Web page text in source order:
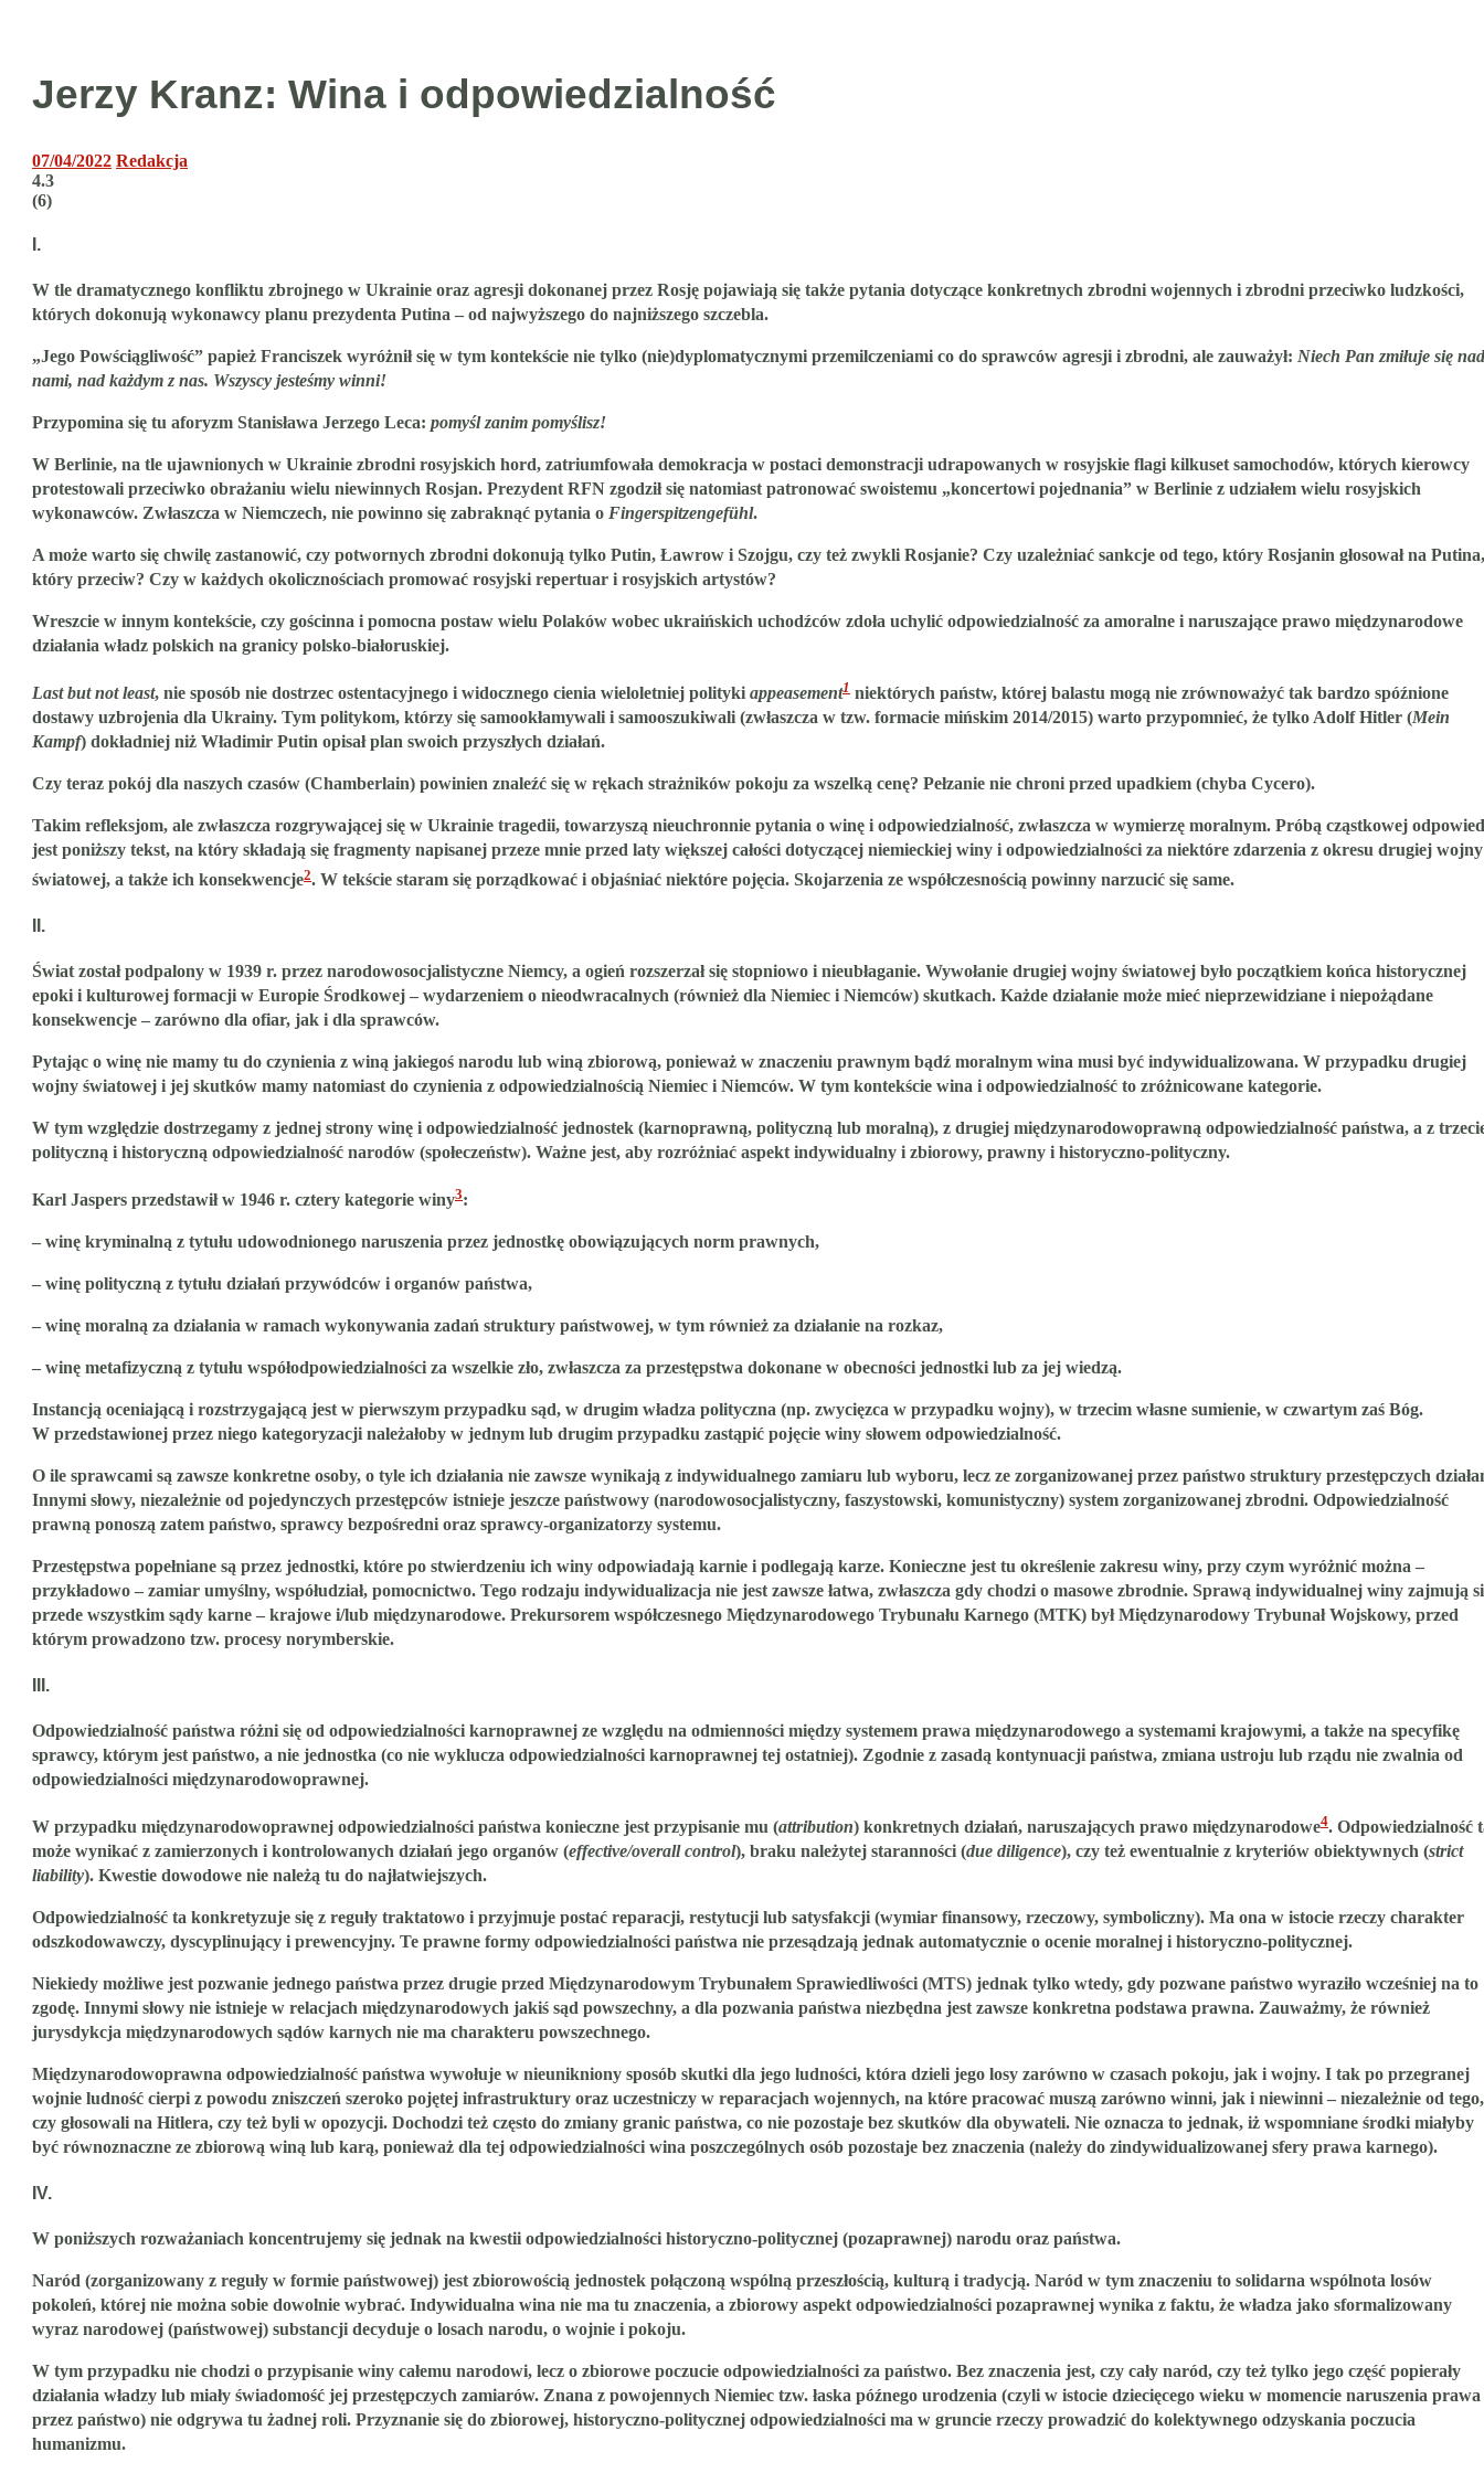
Jerzy Kranz: Wina i odpowiedzialność
07/04/2022 Redakcja
4.3
(6)
I.
W tle dramatycznego konfliktu zbrojnego w Ukrainie oraz agresji dokonanej przez Rosję pojawiają się także pytania dotyczące konkretnych zbrodni wojennych i zbrodni przeciwko ludzkości,
których dokonują wykonawcy planu prezydenta Putina – od najwyższego do najniższego szczebla.
„Jego Powściągliwość” papież Franciszek wyróżnił się w tym kontekście nie tylko (nie)dyplomatycznymi przemilczeniami co do sprawców agresji i zbrodni, ale zauważył: Niech Pan zmiłuje się nad
nami, nad każdym z nas. Wszyscy jesteśmy winni!
Przypomina się tu aforyzm Stanisława Jerzego Leca: pomyśl zanim pomyślisz!
W Berlinie, na tle ujawnionych w Ukrainie zbrodni rosyjskich hord, zatriumfowała demokracja w postaci demonstracji udrapowanych w rosyjskie flagi kilkuset samochodów, których kierowcy
protestowali przeciwko obrażaniu wielu niewinnych Rosjan. Prezydent RFN zgodził się natomiast patronować swoistemu „koncertowi pojednania” w Berlinie z udziałem wielu rosyjskich
wykonawców. Zwłaszcza w Niemczech, nie powinno się zabraknąć pytania o Fingerspitzengefühl.
A może warto się chwilę zastanowić, czy potwornych zbrodni dokonują tylko Putin, Ławrow i Szojgu, czy też zwykli Rosjanie? Czy uzależniać sankcje od tego, który Rosjanin głosował na
który przeciw? Czy w każdych okolicznościach promować rosyjski repertuar i rosyjskich artystów?
Wreszcie w innym kontekście, czy gościnna i pomocna postaw wielu Polaków wobec ukraińskich uchodźców zdoła uchylić odpowiedzialność za amoralne i naruszające prawo międzynarodowe
działania władz polskich na granicy polsko-białoruskiej.
Last but not least, nie sposób nie dostrzec ostentacyjnego i widocznego cienia wieloletniej polityki appeasement1 niektórych państw, której balastu mogą nie zrównoważyć tak bardzo spóźnione
dostawy uzbrojenia dla Ukrainy. Tym politykom, którzy się samookłamywali i samooszukiwali (zwłaszcza w tzw. formacie mińskim 2014/2015) warto przypomnieć, że tylko Adolf Hitler (Mein
Kampf) dokładniej niż Władimir Putin opisał plan swoich przyszłych działań.
Czy teraz pokój dla naszych czasów (Chamberlain) powinien znaleźć się w rękach strażników pokoju za wszelką cenę? Pełzanie nie chroni przed upadkiem (chyba Cycero).
Takim refleksjom, ale zwłaszcza rozgrywającej się w Ukrainie tragedii, towarzyszą nieuchronnie pytania o winę i odpowiedzialność, zwłaszcza w wymierzę moralnym. Próbą cząstkowej
jest poniższy tekst, na który składają się fragmenty napisanej przeze mnie przed laty większej całości dotyczącej niemieckiej winy i odpowiedzialności za niektóre zdarzenia z okresu drugiej wojny
światowej, a także ich konsekwencje2. W tekście staram się porządkować i objaśniać niektóre pojęcia. Skojarzenia ze współczesnością powinny narzucić się same.
II.
Świat został podpalony w 1939 r. przez narodowosocjalistyczne Niemcy, a ogień rozszerzał się stopniowo i nieubłaganie. Wywołanie drugiej wojny światowej było początkiem końca historycznej
epoki i kulturowej formacji w Europie Środkowej – wydarzeniem o nieodwracalnych (również dla Niemiec i Niemców) skutkach. Każde działanie może mieć nieprzewidziane i niepożądane
konsekwencje – zarówno dla ofiar, jak i dla sprawców.
Pytając o winę nie mamy tu do czynienia z winą jakiegoś narodu lub winą zbiorową, ponieważ w znaczeniu prawnym bądź moralnym wina musi być indywidualizowana. W przypadku drugiej
wojny światowej i jej skutków mamy natomiast do czynienia z odpowiedzialnością Niemiec i Niemców. W tym kontekście wina i odpowiedzialność to zróżnicowane kategorie.
W tym względzie dostrzegamy z jednej strony winę i odpowiedzialność jednostek (karnoprawną, polityczną lub moralną), z drugiej międzynarodowoprawną odpowiedzialność państwa, a z
polityczną i historyczną odpowiedzialność narodów (społeczeństw). Ważne jest, aby rozróżniać aspekt indywidualny i zbiorowy, prawny i historyczno-polityczny.
Karl Jaspers przedstawił w 1946 r. cztery kategorie winy3:
– winę kryminalną z tytułu udowodnionego naruszenia przez jednostkę obowiązujących norm prawnych,
– winę polityczną z tytułu działań przywódców i organów państwa,
– winę moralną za działania w ramach wykonywania zadań struktury państwowej, w tym również za działanie na rozkaz,
– winę metafizyczną z tytułu współodpowiedzialności za wszelkie zło, zwłaszcza za przestępstwa dokonane w obecności jednostki lub za jej wiedzą.
Instancją oceniającą i rozstrzygającą jest w pierwszym przypadku sąd, w drugim władza polityczna (np. zwycięzca w przypadku wojny), w trzecim własne sumienie, w czwartym zaś Bóg.
W przedstawionej przez niego kategoryzacji należałoby w jednym lub drugim przypadku zastąpić pojęcie winy słowem odpowiedzialność.
O ile sprawcami są zawsze konkretne osoby, o tyle ich działania nie zawsze wynikają z indywidualnego zamiaru lub wyboru, lecz ze zorganizowanej przez państwo struktury przestępczych
Innymi słowy, niezależnie od pojedynczych przestępców istnieje jeszcze państwowy (narodowosocjalistyczny, faszystowski, komunistyczny) system zorganizowanej zbrodni. Odpowiedzialność
prawną ponoszą zatem państwo, sprawcy bezpośredni oraz sprawcy-organizatorzy systemu.
Przestępstwa popełniane są przez jednostki, które po stwierdzeniu ich winy odpowiadają karnie i podlegają karze. Konieczne jest tu określenie zakresu winy, przy czym wyróżnić można –
przykładowo – zamiar umyślny, współudział, pomocnictwo. Tego rodzaju indywidualizacja nie jest zawsze łatwa, zwłaszcza gdy chodzi o masowe zbrodnie. Sprawą indywidualnej winy zajmują
przede wszystkim sądy karne – krajowe i/lub międzynarodowe. Prekursorem współczesnego Międzynarodowego Trybunału Karnego (MTK) był Międzynarodowy Trybunał Wojskowy, przed
którym prowadzono tzw. procesy norymberskie.
III.
Odpowiedzialność państwa różni się od odpowiedzialności karnoprawnej ze względu na odmienności między systemem prawa międzynarodowego a systemami krajowymi, a także na specyfikę
sprawcy, którym jest państwo, a nie jednostka (co nie wyklucza odpowiedzialności karnoprawnej tej ostatniej). Zgodnie z zasadą kontynuacji państwa, zmiana ustroju lub rządu nie zwalnia od
odpowiedzialności międzynarodowoprawnej.
W przypadku międzynarodowoprawnej odpowiedzialności państwa konieczne jest przypisanie mu (attribution) konkretnych działań, naruszających prawo międzynarodowe4. Odpowiedzialność
może wynikać z zamierzonych i kontrolowanych działań jego organów (effective/overall control), braku należytej staranności (due diligence), czy też ewentualnie z kryteriów obiektywnych (strict
liability). Kwestie dowodowe nie należą tu do najłatwiejszych.
Odpowiedzialność ta konkretyzuje się z reguły traktatowo i przyjmuje postać reparacji, restytucji lub satysfakcji (wymiar finansowy, rzeczowy, symboliczny). Ma ona w istocie rzeczy charakter
odszkodowawczy, dyscyplinujący i prewencyjny. Te prawne formy odpowiedzialności państwa nie przesądzają jednak automatycznie o ocenie moralnej i historyczno-politycznej.
Niekiedy możliwe jest pozwanie jednego państwa przez drugie przed Międzynarodowym Trybunałem Sprawiedliwości (MTS) jednak tylko wtedy, gdy pozwane państwo wyraziło wcześniej na to
zgodę. Innymi słowy nie istnieje w relacjach międzynarodowych jakiś sąd powszechny, a dla pozwania państwa niezbędna jest zawsze konkretna podstawa prawna. Zauważmy, że również
jurysdykcja międzynarodowych sądów karnych nie ma charakteru powszechnego.
Międzynarodowoprawna odpowiedzialność państwa wywołuje w nieunikniony sposób skutki dla jego ludności, która dzieli jego losy zarówno w czasach pokoju, jak i wojny. I tak po przegranej
wojnie ludność cierpi z powodu zniszczeń szeroko pojętej infrastruktury oraz uczestniczy w reparacjach wojennych, na które pracować muszą zarówno winni, jak i niewinni – niezależnie od tego,
czy głosowali na Hitlera, czy też byli w opozycji. Dochodzi też często do zmiany granic państwa, co nie pozostaje bez skutków dla obywateli. Nie oznacza to jednak, iż wspomniane środki miałyby
być równoznaczne ze zbiorową winą lub karą, ponieważ dla tej odpowiedzialności wina poszczególnych osób pozostaje bez znaczenia (należy do zindywidualizowanej sfery prawa karnego).
IV.
W poniższych rozważaniach koncentrujemy się jednak na kwestii odpowiedzialności historyczno-politycznej (pozaprawnej) narodu oraz państwa.
Naród (zorganizowany z reguły w formie państwowej) jest zbiorowością jednostek połączoną wspólną przeszłością, kulturą i tradycją. Naród w tym znaczeniu to solidarna wspólnota losów
pokoleń, której nie można sobie dowolnie wybrać. Indywidualna wina nie ma tu znaczenia, a zbiorowy aspekt odpowiedzialności pozaprawnej wynika z faktu, że władza jako sformalizowany
wyraz narodowej (państwowej) substancji decyduje o losach narodu, o wojnie i pokoju.
W tym przypadku nie chodzi o przypisanie winy całemu narodowi, lecz o zbiorowe poczucie odpowiedzialności za państwo. Bez znaczenia jest, czy cały naród, czy też tylko jego część popierały
działania władzy lub miały świadomość jej przestępczych zamiarów. Znana z powojennych Niemiec tzw. łaska późnego urodzenia (czyli w istocie dziecięcego wieku w momencie naruszenia prawa
przez państwo) nie odgrywa tu żadnej roli. Przyznanie się do zbiorowej, historyczno-politycznej odpowiedzialności ma w gruncie rzeczy prowadzić do kolektywnego odzyskania poczucia
humanizmu.